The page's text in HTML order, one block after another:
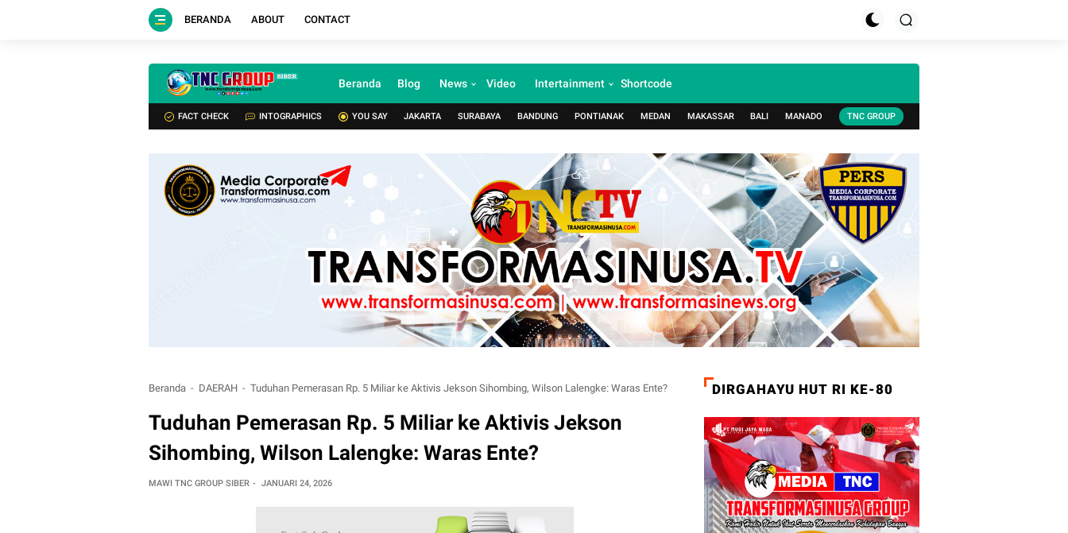
BERANDA ABOUT CONTACT
Beranda Blog News Video Intertainment Shortcode
FACT CHECK INTOGRAPHICS YOU SAY JAKARTA SURABAYA BANDUNG PONTIANAK MEDAN MAKASSAR BALI MANADO TNC GROUP
Beranda DAERAH Tuduhan Pemerasan Rp. 5 Miliar ke Aktivis Jekson Sihombing, Wilson Lalengke: Waras Ente?
Tuduhan Pemerasan Rp. 5 Miliar ke Aktivis Jekson
Sihombing, Wilson Lalengke: Waras Ente?
MAWI TNC GROUP SIBER JANUARI 24, 2026
DIRGAHAYU HUT RI KE-80